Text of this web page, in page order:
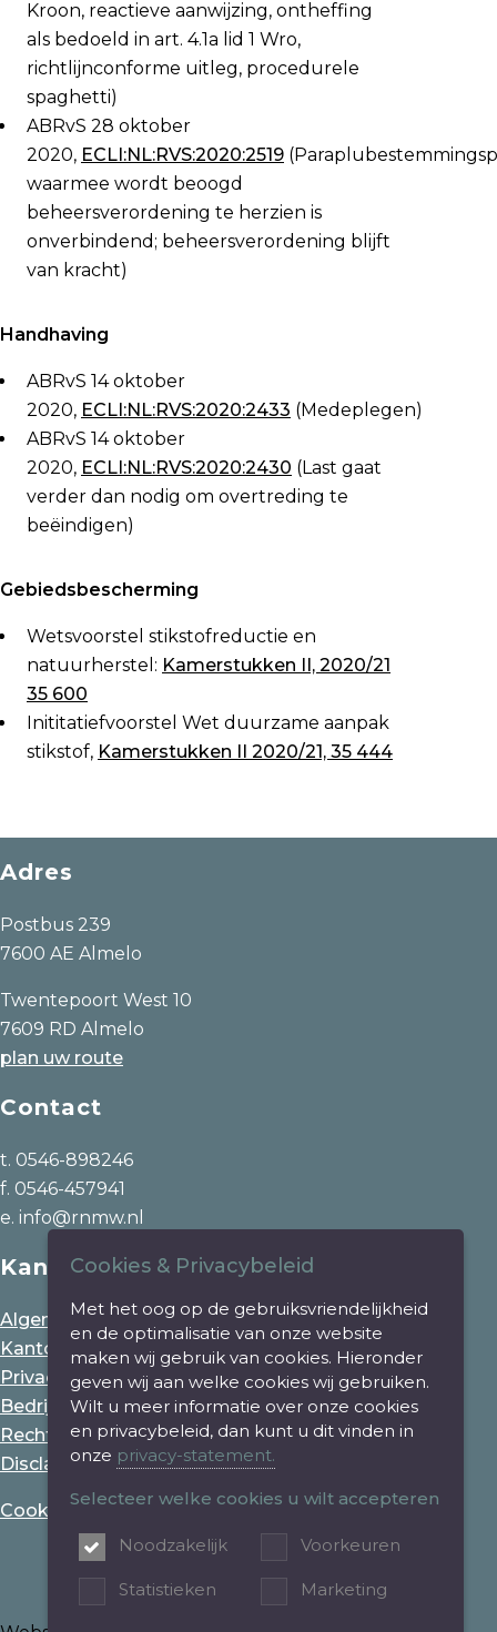
Kroon, reactieve aanwijzing, ontheffing
als bedoeld in art. 4.1a lid 1 Wro,
richtlijnconforme uitleg, procedurele
spaghetti)
ABRvS 28 oktober
2020, ECLI:NL:RVS:2020:2519
waarmee wordt beoogd
beheersverordening te herzien is
onverbindend; beheersverordening blijft
van kracht)
Handhaving
ABRvS 14 oktober
2020, ECLI:NL:RVS:2020:2433 (Medeplegen)
ABRvS 14 oktober
2020, ECLI:NL:RVS:2020:2430 (Last gaat
verder dan nodig om overtreding te
beëindigen)
Gebiedsbescherming
Wetsvoorstel stikstofreductie en
natuurherstel: Kamerstukken II, 2020/21
35 600
Inititatiefvoorstel Wet duurzame aanpak
stikstof, Kamerstukken II 2020/21, 35 444
Adres
Postbus 239
7600 AE Almelo
Twentepoort West 10
7609 RD Almelo
plan uw route
Contact
t. 0546-898246
f. 0546-457941
e. info@rnmw.nl
Kantoor
Algemene voorwaarden
Kantoorklachtenregeling
Privacy statement en cookiebeleid
Bedrijfsinformatie
Rechtsgebiedenregister
Disclaimer
Cookie instellingen aanpassen
Cookies & Privacybeleid
Met het oog op de gebruiksvriendelijkheid
en de optimalisatie van onze website
maken wij gebruik van cookies. Hieronder
geven wij aan welke cookies wij gebruiken.
Wilt u meer informatie over onze cookies
en privacybeleid, dan kunt u dit vinden in
onze privacy-statement.
Selecteer welke cookies u wilt accepteren
Noodzakelijk Voorkeuren
Statistieken Marketing